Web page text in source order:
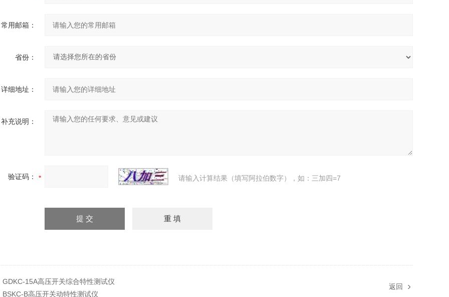
常用邮箱：
省份：
详细地址：
补充说明：
验证码： 请输入计算结果（填写阿拉伯数字），如：三加四=7
GDKC-15A高压开关综合特性测试仪
BSKC-B高压开关动特性测试仪
返回